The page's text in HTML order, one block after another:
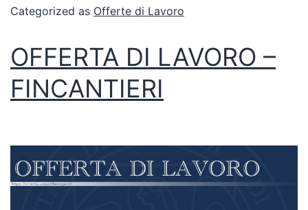
Categorized as Offerte di Lavoro
OFFERTA DI LAVORO –
FINCANTIERI